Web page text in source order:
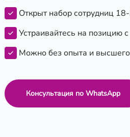
Открыт набор сотрудниц
Устраивайтесь на позицию
Можно без опыта и
Консультация по WhatsApp